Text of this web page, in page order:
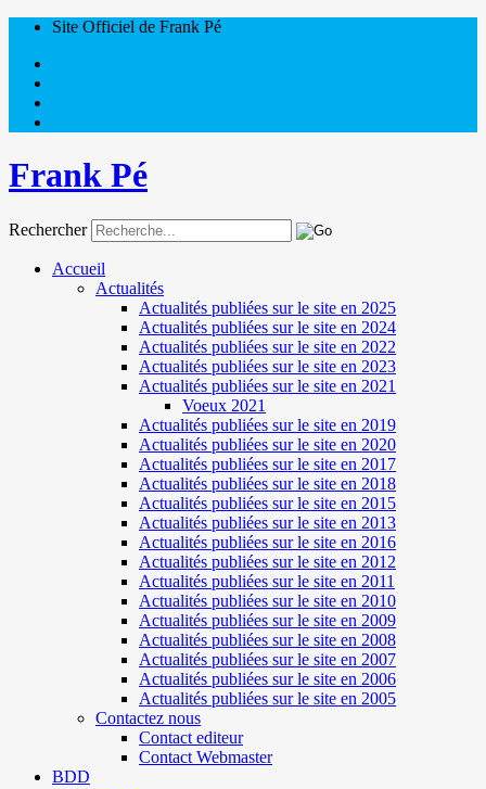
Site Officiel de Frank Pé
Frank Pé
Rechercher
Accueil
Actualités
Actualités publiées sur le site en 2025
Actualités publiées sur le site en 2024
Actualités publiées sur le site en 2022
Actualités publiées sur le site en 2023
Actualités publiées sur le site en 2021
Voeux 2021
Actualités publiées sur le site en 2019
Actualités publiées sur le site en 2020
Actualités publiées sur le site en 2017
Actualités publiées sur le site en 2018
Actualités publiées sur le site en 2015
Actualités publiées sur le site en 2013
Actualités publiées sur le site en 2016
Actualités publiées sur le site en 2012
Actualités publiées sur le site en 2011
Actualités publiées sur le site en 2010
Actualités publiées sur le site en 2009
Actualités publiées sur le site en 2008
Actualités publiées sur le site en 2007
Actualités publiées sur le site en 2006
Actualités publiées sur le site en 2005
Contactez nous
Contact editeur
Contact Webmaster
BDD